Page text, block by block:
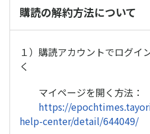
購読の解約方法について
１）購読アカウントでログイ
く
マイページを開く方法：
https://
help-center/detail/644049/